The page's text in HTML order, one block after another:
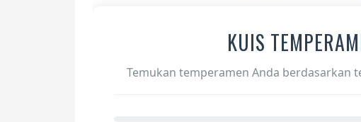
KUIS
Temukan temperamen Anda berdasarkan